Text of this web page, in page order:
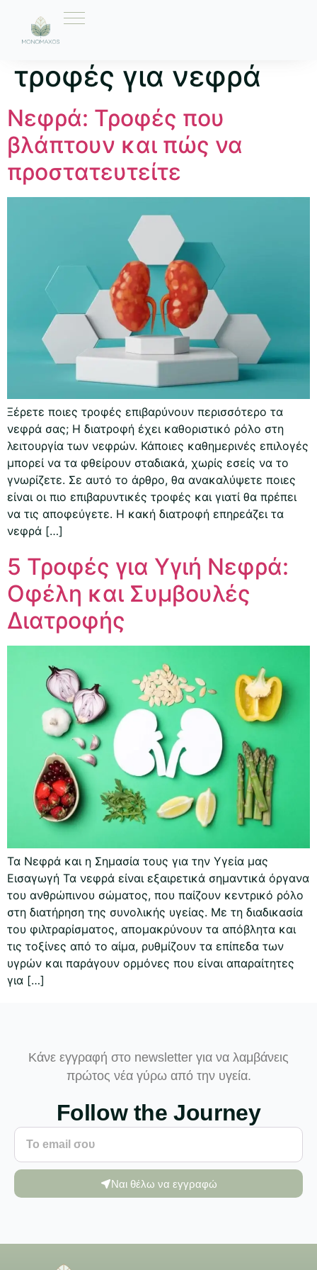
Ετικέτα:
τροφές για νεφρά
Νεφρά: Τροφές που
βλάπτουν και πώς να
προστατευτείτε
Ξέρετε ποιες τροφές επιβαρύνουν περισσότερο τα
νεφρά σας; Η διατροφή έχει καθοριστικό ρόλο στη
λειτουργία των νεφρών. Κάποιες καθημερινές επιλογές
μπορεί να τα φθείρουν σταδιακά, χωρίς εσείς να το
γνωρίζετε. Σε αυτό το άρθρο, θα ανακαλύψετε ποιες
είναι οι πιο επιβαρυντικές τροφές και γιατί θα πρέπει
να τις αποφεύγετε. Η κακή διατροφή επηρεάζει τα
νεφρά […]
5 Τροφές για Υγιή Νεφρά:
Οφέλη και Συμβουλές
Διατροφής
Τα Νεφρά και η Σημασία τους για την Υγεία μας
Εισαγωγή Τα νεφρά είναι εξαιρετικά σημαντικά όργανα
του ανθρώπινου σώματος, που παίζουν κεντρικό ρόλο
στη διατήρηση της συνολικής υγείας. Με τη διαδικασία
του φιλτραρίσματος, απομακρύνουν τα απόβλητα και
τις τοξίνες από το αίμα, ρυθμίζουν τα επίπεδα των
υγρών και παράγουν ορμόνες που είναι απαραίτητες
για […]
Κάνε εγγραφή στο newsletter για να λαμβάνεις
πρώτος νέα γύρω από την υγεία.
Follow the Journey
Ναι θέλω να εγγραφώ